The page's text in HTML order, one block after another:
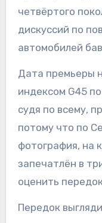
четвёртого
дискуссий по
автомобилей
Дата премьеры
индексом G45
судя по всему,
потому что по
фотография, на
запечатлён в
оценить
Передок